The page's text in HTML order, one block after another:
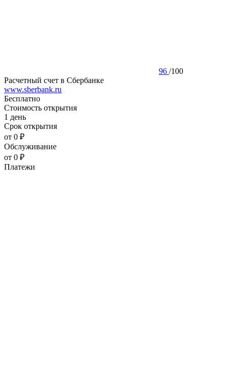
96 /100
Расчетный счет в Сбербанке
www.sberbank.ru
Бесплатно
Стоимость открытия
1 день
Срок открытия
от 0 ₽
Обслуживание
от 0 ₽
Платежи